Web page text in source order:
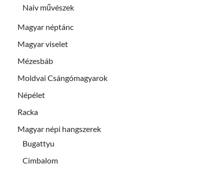
Naiv művészek
Magyar néptánc
Magyar viselet
Mézesbáb
Moldvai Csángómagyarok
Népélet
Racka
Magyar népi hangszerek
Bugattyu
Cimbalom